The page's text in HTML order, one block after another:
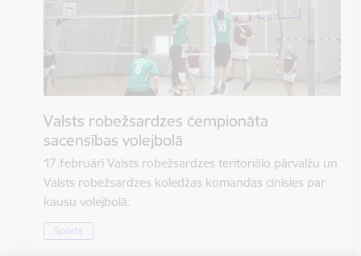
Valsts robežsardzes čempionāta
sacensības volejbolā
17.februārī Valsts robežsardzes teritoriālo pārvalžu un
Valsts robežsardzes koledžas komandas cīnīsies par
kausu volejbolā.
Sports